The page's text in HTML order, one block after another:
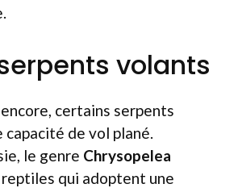
volants
certains serpents
de vol plané.
le genre Chrysopelea
reptiles qui adoptent une